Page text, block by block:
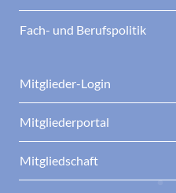
Fach- und Berufspolitik
Mitglieder-Login
Mitgliederportal
Mitgliedschaft